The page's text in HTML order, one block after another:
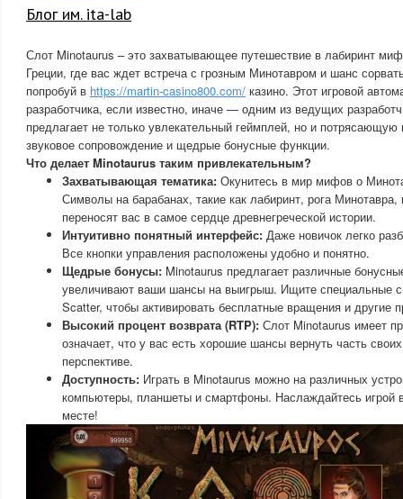
Блог им. ita-lab
Слот Minotaurus – это захватывающее путешествие в лабиринт
Греции, где вас ждет встреча с грозным Минотавром и шанс
попробуй в https://martin-casino800.com/ казино. Этот игровой
разработчика, если известно, иначе — одним из ведущих
предлагает не только увлекательный геймплей, но и
звуковое сопровождение и щедрые бонусные функции.
Что делает Minotaurus таким привлекательным?
Захватывающая тематика: Окунитесь в мир мифов о
Символы на барабанах, такие как лабиринт, рога Минотавра,
переносят вас в самое сердце древнегреческой истории.
Интуитивно понятный интерфейс: Даже новичок легко
Все кнопки управления расположены удобно и понятно.
Щедрые бонусы: Minotaurus предлагает различные
увеличивают ваши шансы на выигрыш. Ищите специальные
Scatter, чтобы активировать бесплатные вращения и другие
Высокий процент возврата (RTP): Слот Minotaurus имеет
означает, что у вас есть хорошие шансы вернуть часть
перспективе.
Доступность: Играть в Minotaurus можно на различных
компьютеры, планшеты и смартфоны. Наслаждайтесь
месте!